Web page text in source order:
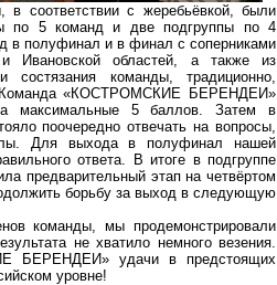
соответствии с жеребьёвкой, были
по 5 команд и две подгруппы по 4
в полуфинал и в финал с соперниками
Ивановской областей, а также из
состязания команды, традиционно,
Команда «КОСТРОМСКИЕ БЕРЕНДЕИ»
максимальные 5 баллов. Затем в
поочередно отвечать на вопросы,
Для выхода в полуфинал нашей
ответа. В итоге в подгруппе
предварительный этап на четвёртом
борьбу за выход в следующую
команды, мы продемонстрировали
не хватило немного везения.
БЕРЕНДЕИ» удачи в предстоящих
уровне!